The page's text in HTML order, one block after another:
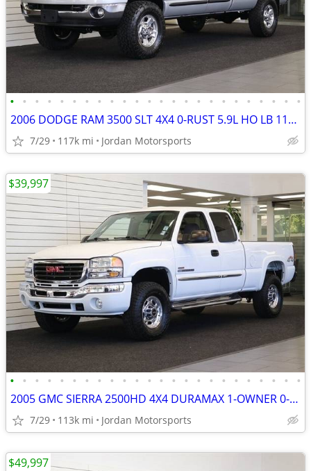
• • • • • • • • • • • • • • • • • • • • • • • •
2006 DODGE RAM 3500 SLT 4X4 0-RUST 5.9L HO LB 117K 2500 2007 2005 2004
7/29 117k mi Jordan Motorsports
• • • • • • • • • • • • • • • • • • • • • • • •
2005 GMC SIERRA 2500HD 4X4 DURAMAX 1-OWNER 0-RUST silverado 2006 2004
7/29 113k mi Jordan Motorsports
$39,997
$49,997